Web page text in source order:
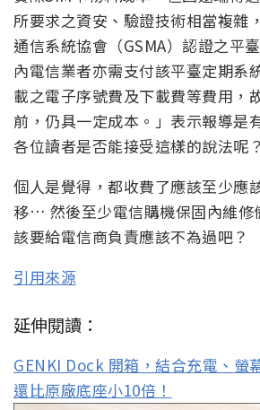
所要求之資安、驗證技術相當複雜
通信系統協會（GSMA）認證之平
內電信業者亦需支付該平臺定期系
載之電子序號費及下載費等費用，
前，仍具一定成本。」表示報導是
各位讀者是否能接受這樣的說法呢？
個人是覺得，都收費了應該至少應
移… 然後至少電信購機保固內維修
該要給電信商負責應該不為過吧？
引用來源
延伸閱讀：
GENKI Dock 開箱，結合充電、螢
還比原廠底座小10倍！